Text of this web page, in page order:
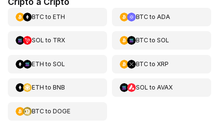
BTCto ETH BTCto ADA
SOL to TRX BTCto SOL
ETH to SOL BTCto XRP
ETH to BNB SOL to AVAX
BTCto DOGE